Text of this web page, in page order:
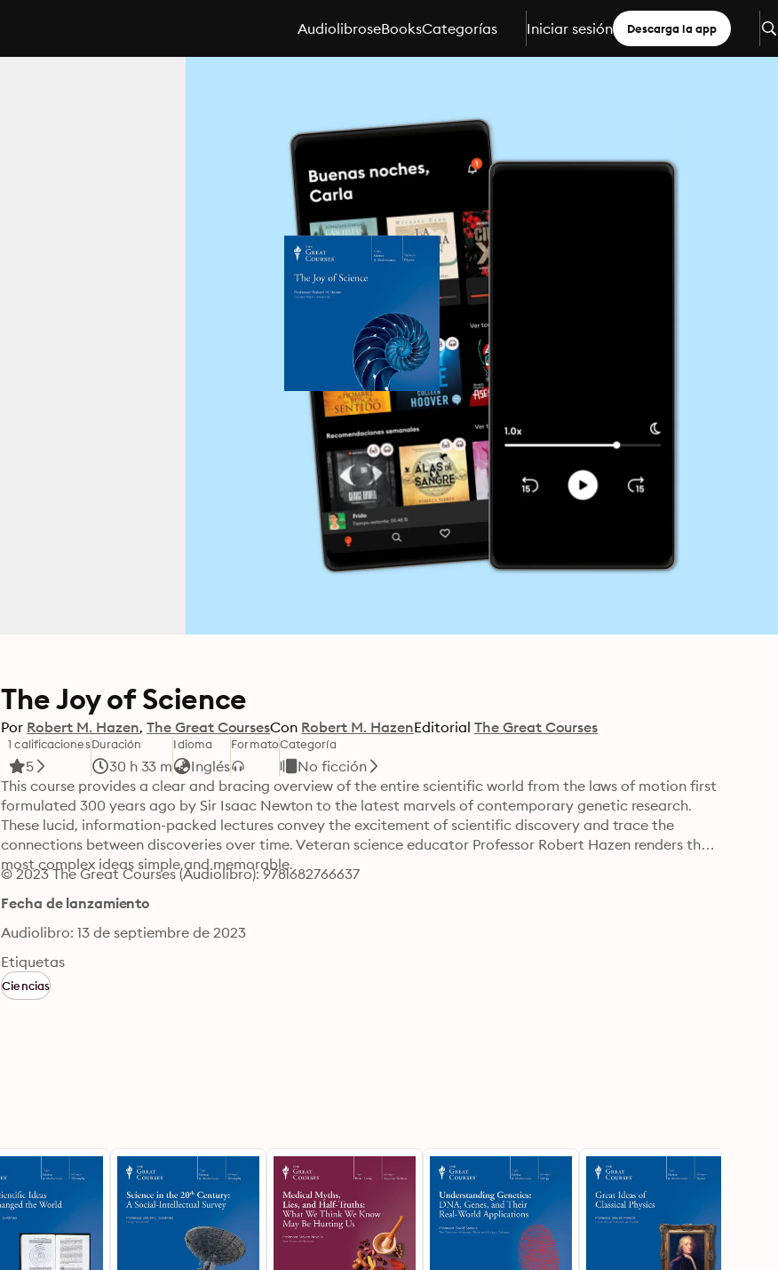
AudiolibroseBooksCategorías Iniciar sesión Descarga la app
The Joy of Science
Por Robert M. Hazen The Great CoursesCon Robert M. HazenEditorial The Great Courses
1 calificaciones
5
Duración
30 h 33 m
Idioma
Inglés
FormatoCategoría
No ficción
This course provides a clear and bracing overview of the entire scientific world from the laws of motion first
formulated 300 years ago by Sir Isaac Newton to the latest marvels of contemporary genetic research.
These lucid, information-packed lectures convey the excitement of scientific discovery and trace the
connections between discoveries over time. Veteran science educator Professor Robert Hazen renders the
most complex ideas simple and memorable.
© 2023 The Great Courses (Audiolibro): 9781682766637
Fecha de lanzamiento
Audiolibro: 13 de septiembre de 2023
Etiquetas
Ciencias